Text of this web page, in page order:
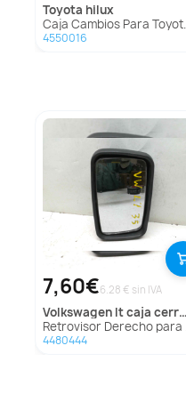
toyota hilux
Caja Cambios Para Toyota Hilux
4550016
7,60€6.28 € sin IVA
volkswagen lt caja cerrada / combi
Retrovisor Derecho para Volkswagen Lt Caja Cerrada / Combi
4480444